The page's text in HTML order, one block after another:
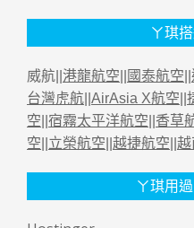
ㄚ琪
威航|| 港龍航空 國泰航空
台灣虎航 AirAsia X航空
空 宿霧太平洋航空 香草
空 立榮航空 越捷航空 越
ㄚ琪用